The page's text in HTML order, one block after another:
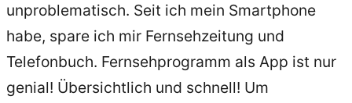
unproblematisch. Seit ich mein Smartphone
habe, spare ich mir Fernsehzeitung und
Telefonbuch. Fernsehprogramm als App ist nur
genial! Übersichtlich und schnell! Um